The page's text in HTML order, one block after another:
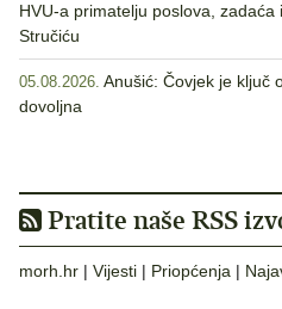
HVU-a primatelju poslova,
Stručiću
05.08.2026. Anušić: Čovjek je ključ
dovoljna
Pratite naše RSS
morh.hr | Vijesti | Priopćenja |